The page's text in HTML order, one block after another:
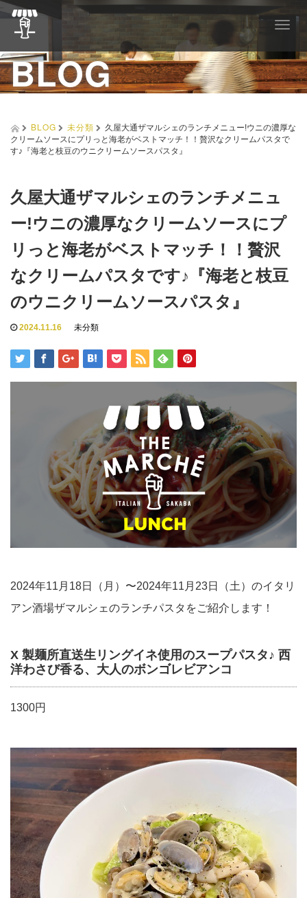
T
g
g
l
e
a
v
o
BLOG
BLOG 未分類
久屋大通ザマルシェのランチメニュー!ウニの濃厚な
クリームソースにプリっと海老がベストマッチ！！贅沢なクリームパスタで
す♪『海老と枝豆のウニクリームソースパスタ』
久屋大通ザマルシェのランチメニュ
ー!ウニの濃厚なクリームソースにプ
リっと海老がベストマッチ！！贅沢
なクリームパスタです♪『海老と枝豆
のウニクリームソースパスタ』
2024.11.16 未分類
2024年11月18日（月）〜2024年11月23日（土）のイタリ
アン酒場ザマルシェのランチパスタをご紹介します！
X 製麺所直送生リングイネ使用のスープパスタ♪ 西
洋わさび香る、大人のボンゴレビアンコ
1300円